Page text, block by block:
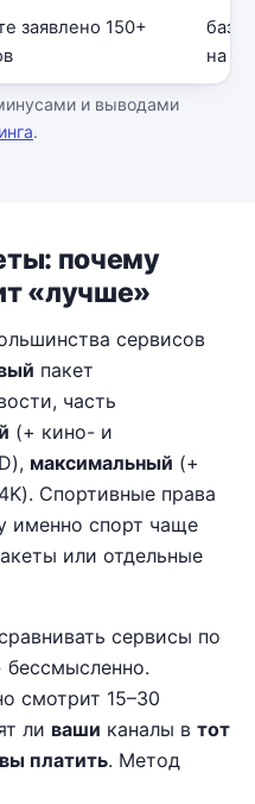
заявлено 150+
на
и выводами
.
почему
«лучше»
сервисов
пакет
часть
(+ кино- и
максимальный (+
Спортивные права
именно спорт чаще
или отдельные
сервисы по
бессмысленно.
смотрит 15–30
ли ваши каналы в тот
платить. Метод